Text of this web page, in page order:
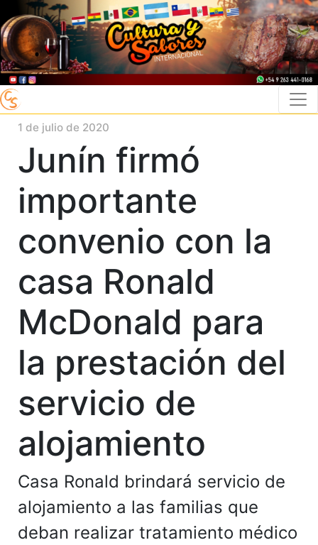
1 de julio de 2020
Junín firmó
importante
convenio con la
casa Ronald
McDonald para
la prestación del
servicio de
alojamiento
Casa Ronald brindará servicio de
alojamiento a las familias que
deban realizar tratamiento médico